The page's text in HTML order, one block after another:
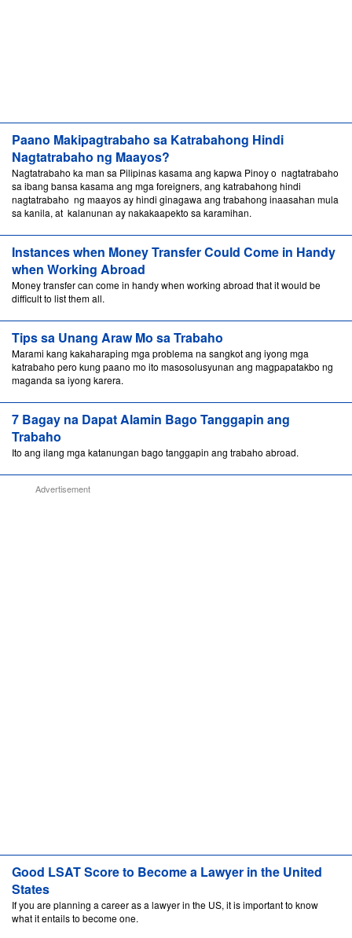
Paano Makipagtrabaho sa Katrabahong Hindi
Nagtatrabaho ng Maayos?
Nagtatrabaho ka man sa Pilipinas kasama ang kapwa Pinoy o nagtatrabaho
sa ibang bansa kasama ang mga foreigners, ang katrabahong hindi
nagtatrabaho ng maayos ay hindi ginagawa ang trabahong inaasahan mula
sa kanila, at kalanunan ay nakakaapekto sa karamihan.
Instances when Money Transfer Could Come in Handy
when Working Abroad
Money transfer can come in handy when working abroad that it would be
difficult to list them all.
Tips sa Unang Araw Mo sa Trabaho
Marami kang kakaharaping mga problema na sangkot ang iyong mga
katrabaho pero kung paano mo ito masosolusyunan ang magpapatakbo ng
maganda sa iyong karera.
7 Bagay na Dapat Alamin Bago Tanggapin ang
Trabaho
Ito ang ilang mga katanungan bago tanggapin ang trabaho abroad.
Advertisement
Good LSAT Score to Become a Lawyer in the United
States
If you are planning a career as a lawyer in the US, it is important to know
what it entails to become one.